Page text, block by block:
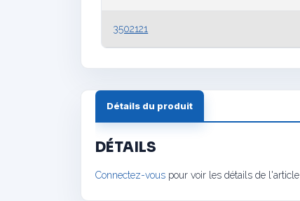
3502121
Détails du produit
DÉTAILS
Connectez-vous pour voir les détails de l'article